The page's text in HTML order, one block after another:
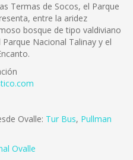
Termas de Socos, el Parque
entre la aridez
bosque de tipo valdiviano
Nacional Talinay y el
Ovalle: Tur Bus, Pullman
Ovalle